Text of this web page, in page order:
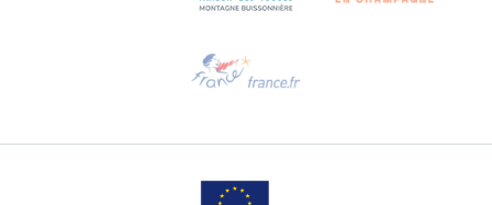
Stuur ons een e-mail